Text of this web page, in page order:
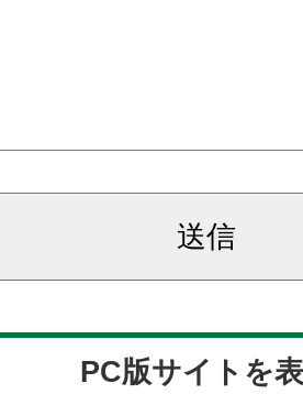
PC版サイトを